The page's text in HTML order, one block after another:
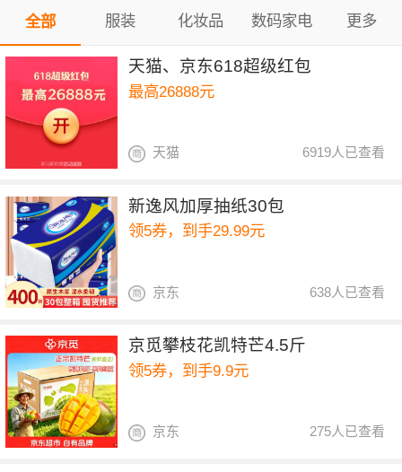
全部 服装 化妆品 数码家电 更多
天猫、京东618超级红包
最高26888元
6919人已查看
天猫
新逸风加厚抽纸30包
领5券，到手29.99元
638人已查看
京东
京觅攀枝花凯特芒4.5斤
领5券，到手9.9元
275人已查看
京东